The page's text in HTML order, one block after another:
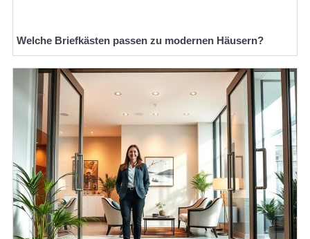
Welche Briefkästen passen zu modernen Häusern?